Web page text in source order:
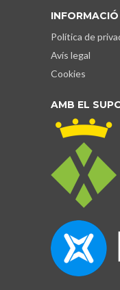
Política de
Avís legal
Cookies
AMB EL